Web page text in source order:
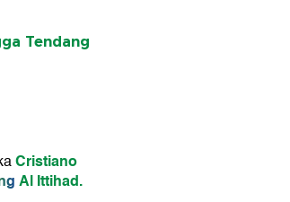
Tendang
Cristiano
Al Ittihad.